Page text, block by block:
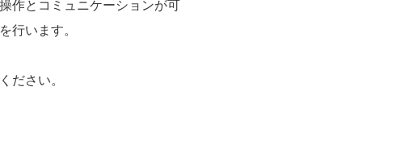
作とコミュニケーションが可
行います。
ださい。